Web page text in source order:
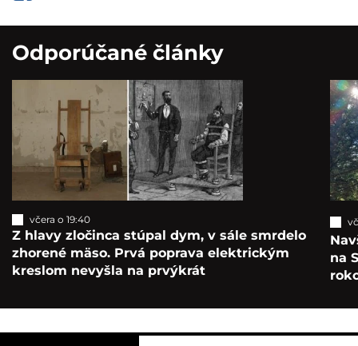
Odporúčané články
včera o 19:40
Z hlavy zločinca stúpal dym, v sále smrdelo
zhorené mäso. Prvá poprava elektrickým
kreslom nevyšla na prvýkrát
na